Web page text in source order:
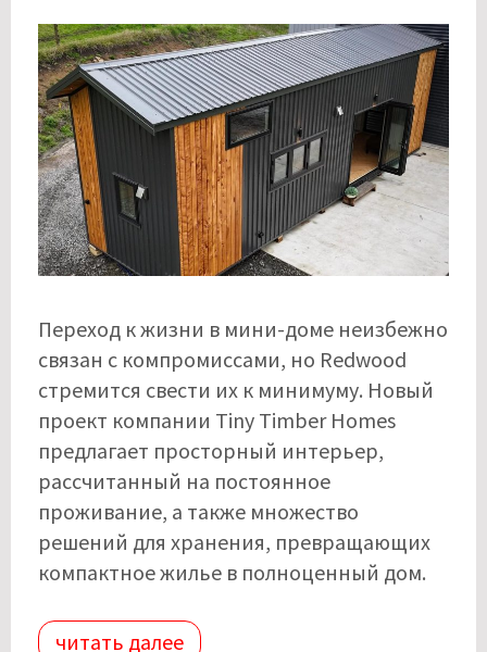
Переход к жизни в мини-доме неизбежно
связан с компромиссами, но Redwood
стремится свести их к минимуму. Новый
проект компании Tiny Timber Homes
предлагает просторный интерьер,
рассчитанный на постоянное
проживание, а также множество
решений для хранения, превращающих
компактное жилье в полноценный дом.
читать далее